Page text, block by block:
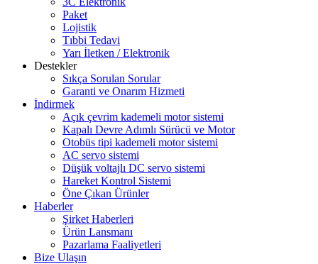
Paket
Lojistik
Tıbbi Tedavi
Yarı İletken / Elektronik
Destekler
Sıkça Sorulan Sorular
Garanti ve Onarım Hizmeti
İndirmek
Açık çevrim kademeli motor sistemi
Kapalı Devre Adımlı Sürücü ve Motor
Otobüs tipi kademeli motor sistemi
AC servo sistemi
Düşük voltajlı DC servo sistemi
Hareket Kontrol Sistemi
Öne Çıkan Ürünler
Haberler
Şirket Haberleri
Ürün Lansmanı
Pazarlama Faaliyetleri
Bize Ulaşın